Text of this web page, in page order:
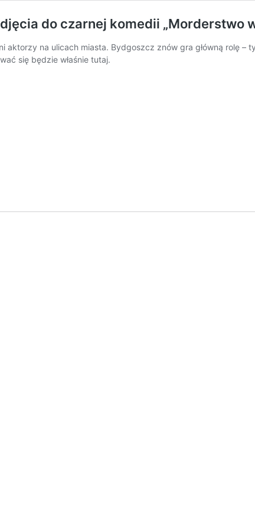
do czarnej komedii „Morderstwo
aktorzy na ulicach miasta. Bydgoszcz znów gra główną rolę –
się będzie właśnie tutaj.